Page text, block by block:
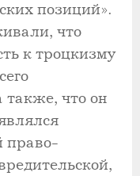
позиций».
что
к троцкизму
также, что он
право-